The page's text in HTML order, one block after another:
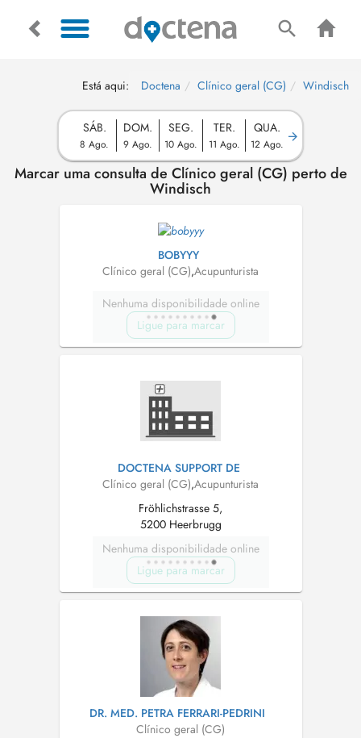
Está aqui: Doctena Clínico geral (CG) Windisch
SÁB.
8 Ago.
DOM.
9 Ago.
SEG.
10 Ago.
TER.
11 Ago.
QUA.
12 Ago.
Marcar uma consulta de Clínico geral (CG) perto de
Windisch
BOBYYY
Clínico geral (CG),Acupunturista
Nenhuma disponibilidade online
Ligue para marcar
DOCTENA SUPPORT DE
Clínico geral (CG),Acupunturista
Fröhlichstrasse 5,
5200 Heerbrugg
Nenhuma disponibilidade online
Ligue para marcar
DR. MED. PETRA FERRARI-PEDRINI
Clínico geral (CG)